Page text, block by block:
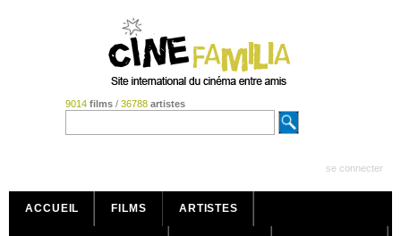
9014 films/ 36788 artistes
se connecter
ACCUEIL FILMS ARTISTES